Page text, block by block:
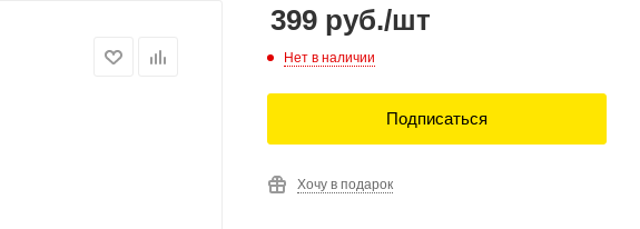
399 руб./шт
Нет в наличии
Подписаться
Хочу в подарок